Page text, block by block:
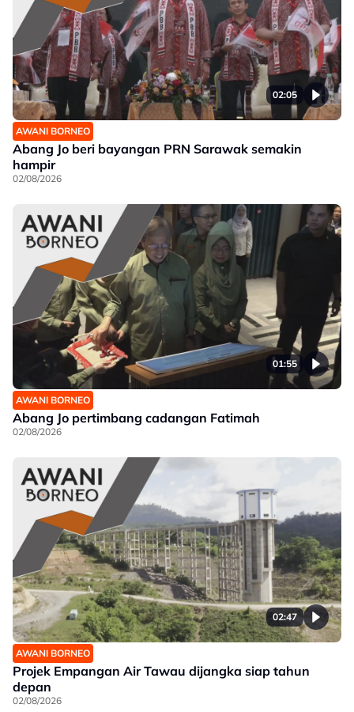
02:05
AWANI BORNEO
Abang Jo beri bayangan PRN Sarawak semakin
hampir
02/08/2026
01:55
AWANI BORNEO
Abang Jo pertimbang cadangan Fatimah
02/08/2026
02:47
AWANI BORNEO
Projek Empangan Air Tawau dijangka siap tahun
depan
02/08/2026